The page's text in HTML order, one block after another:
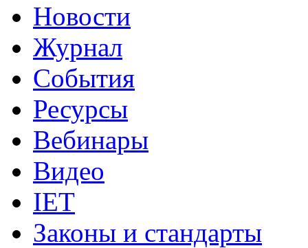
Новости
Журнал
События
Ресурсы
Вебинары
Видео
IET
Законы и стандарты